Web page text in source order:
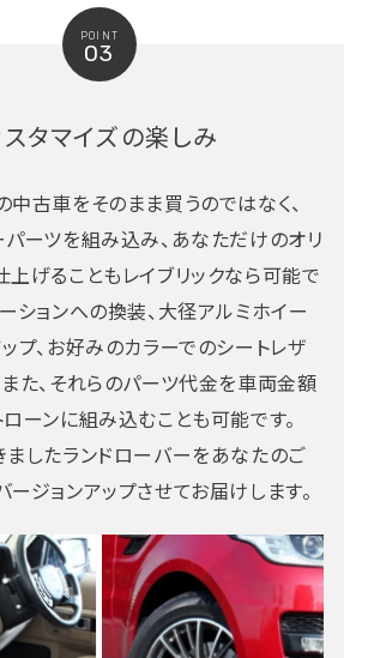
POINT
03
スタマイズの楽しみ
古車をそのまま買うのではなく、
ーツを組み込み、あなただけのオリ
げることもレイブリックなら可能で
ションへの換装、大径アルミホイー
プ、お好みのカラーでのシートレザ
た、それらのパーツ代金を車両金額
ーンに組み込むことも可能です。
ましたランドローバーをあなたのご
ジョンアップさせてお届けします。